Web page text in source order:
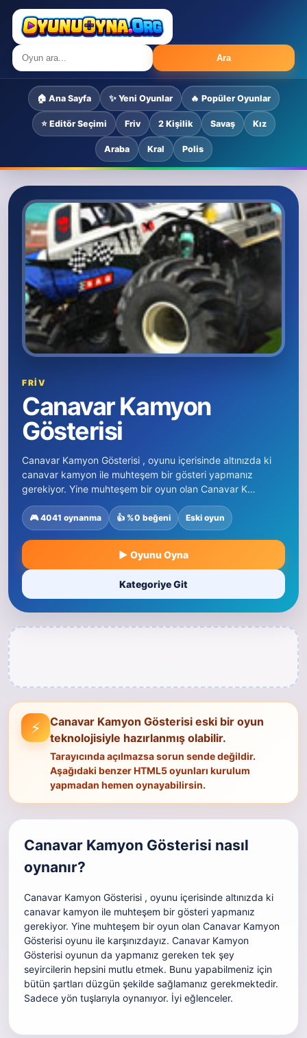
Ara
🏠 Ana Sayfa ✨ Yeni Oyunlar 🔥 Popüler Oyunlar
⭐ Editör Seçimi Friv 2 Kişilik Savaş Kız
Araba Kral Polis
FRIV
Canavar Kamyon
Gösterisi
Canavar Kamyon Gösterisi , oyunu içerisinde altınızda ki
canavar kamyon ile muhteşem bir gösteri yapmanız
gerekiyor. Yine muhteşem bir oyun olan Canavar K…
🎮 4041 oynanma 👍 %0 beğeni Eski oyun
▶ Oyunu Oyna
Kategoriye Git
⚡
Canavar Kamyon Gösterisi eski bir oyun
teknolojisiyle hazırlanmış olabilir.
Tarayıcında açılmazsa sorun sende değildir.
Aşağıdaki benzer HTML5 oyunları kurulum
yapmadan hemen oynayabilirsin.
Canavar Kamyon Gösterisi nasıl
oynanır?
Canavar Kamyon Gösterisi , oyunu içerisinde altınızda ki
canavar kamyon ile muhteşem bir gösteri yapmanız
gerekiyor. Yine muhteşem bir oyun olan Canavar Kamyon
Gösterisi oyunu ile karşınızdayız. Canavar Kamyon
Gösterisi oyunun da yapmanız gereken tek şey
seyircilerin hepsini mutlu etmek. Bunu yapabilmeniz için
bütün şartları düzgün şekilde sağlamanız gerekmektedir.
Sadece yön tuşlarıyla oynanıyor. İyi eğlenceler.